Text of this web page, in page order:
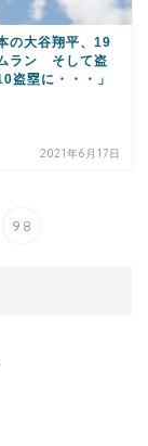
の大谷翔平、19
ラン そして盗
盗塁に・・・」
2021年6月17日
98